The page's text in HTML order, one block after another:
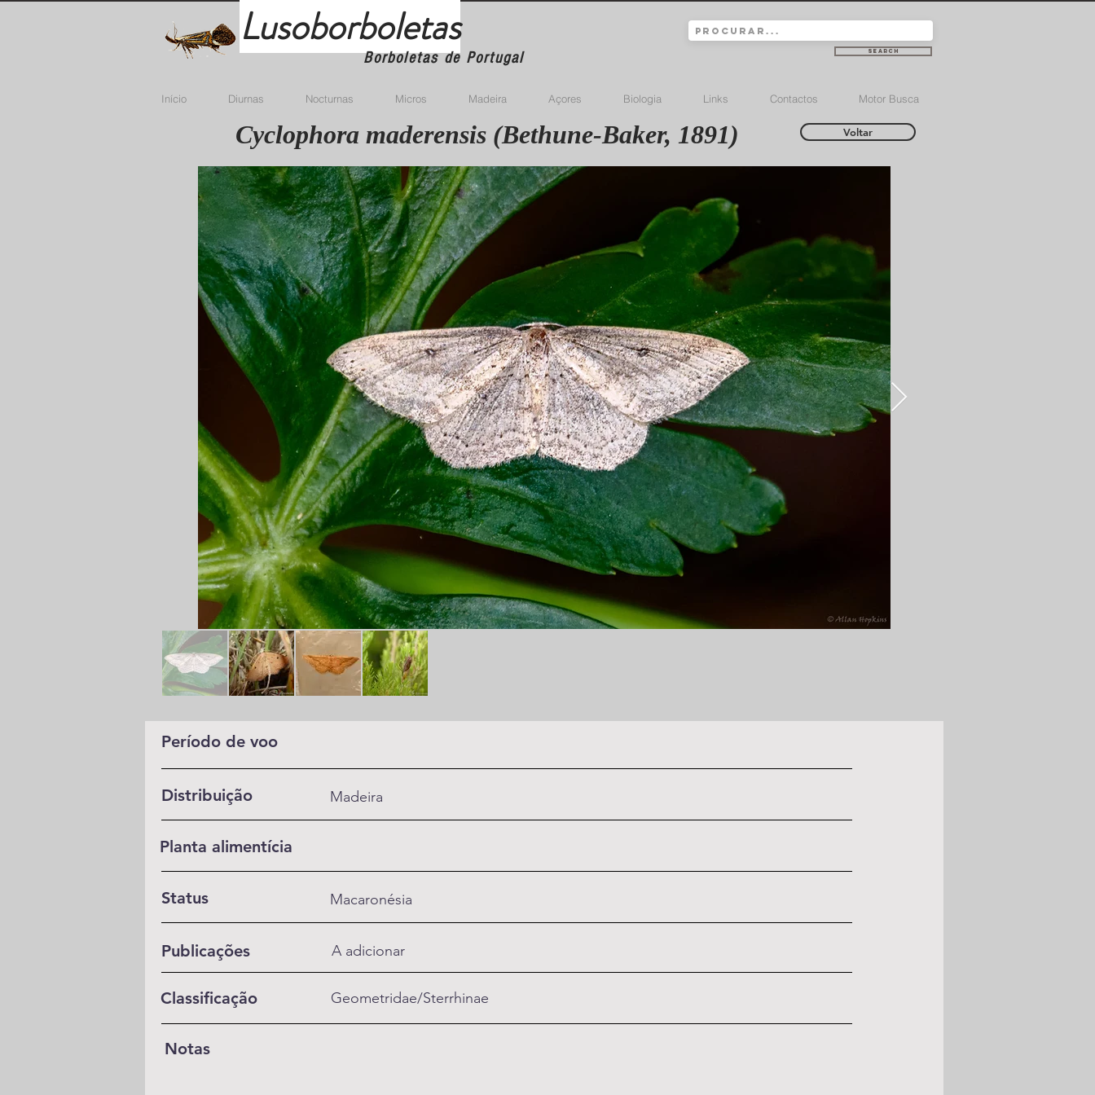
Lusoborboletas
Borboletas de Portugal Search
Início Diurnas Nocturnas Micros Madeira Açores Biologia Links Contactos Motor Busca
Cyclophora maderensis (Bethune-Baker, 1891) Voltar
Período de voo
Distribuição Madeira
Planta alimentícia
Status Macaronésia
Publicações A adicionar
Classificação Geometridae/Sterrhinae
Notas